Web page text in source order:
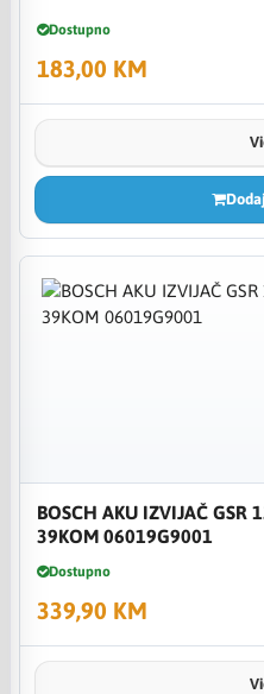
Dostupno
183,00 KM
BOSCH AKU IZVIJAČ GSR
39KOM 06019G9001
Dostupno
339,90 KM